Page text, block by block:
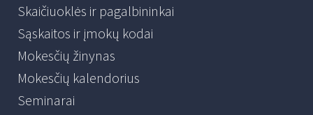
Skaičiuoklės ir pagalbininkai
Sąskaitos ir įmokų kodai
Mokesčių žinynas
Mokesčių kalendorius
Seminarai